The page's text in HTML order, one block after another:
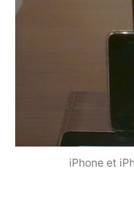
iPhone et